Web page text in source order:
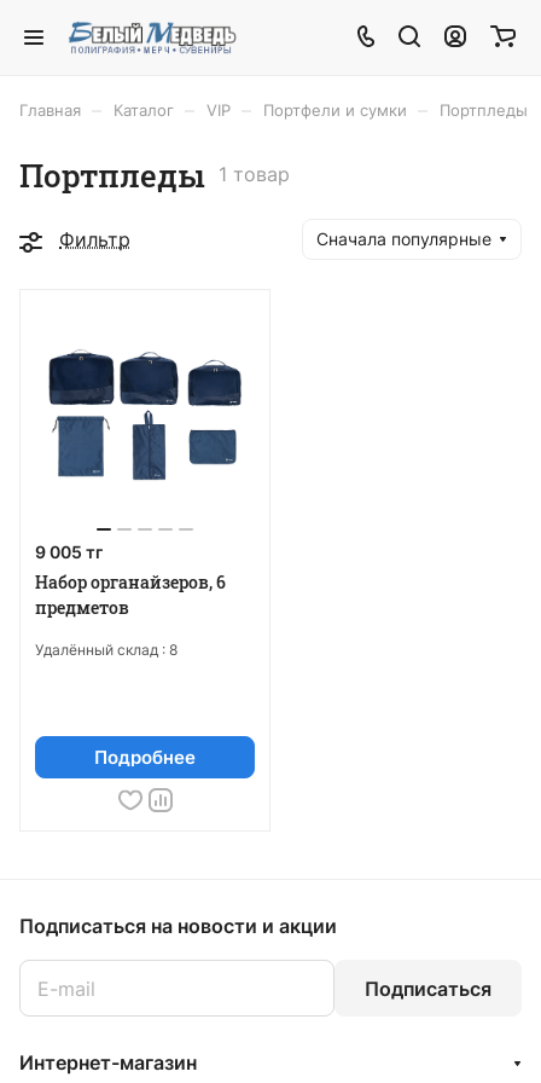
Главная Каталог VIP Портфели и сумки Портпледы
Портпледы 1 товар
Фильтр Сначала популярные
9 005 тг
Набор органайзеров, 6
предметов
Удалённый склад : 8
Подробнее
Подписаться на новости и акции
Подписаться
Интернет-магазин